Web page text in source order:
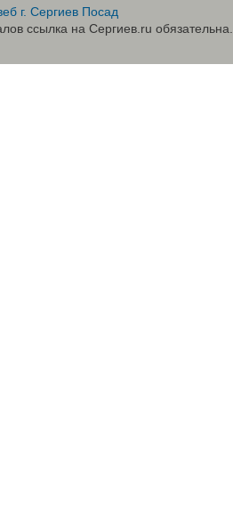
г. Сергиев Посад
ссылка на Сергиев.ru обязательна.